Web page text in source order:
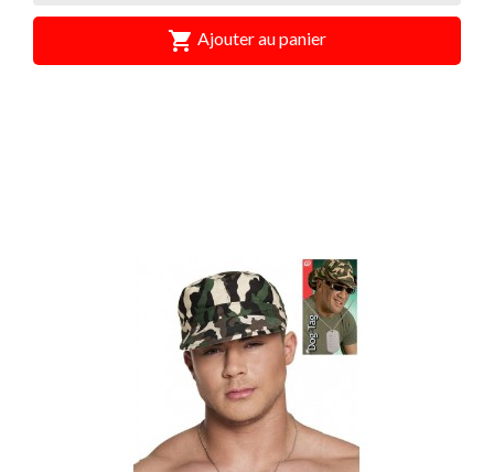
 Ajouter au panier